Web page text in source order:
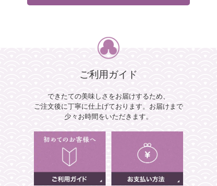
ご利用ガイド
できたての美味しさをお届けするため、
ご注文後に丁寧に仕上げております。 お届けまで
少々お時間をいただきます。